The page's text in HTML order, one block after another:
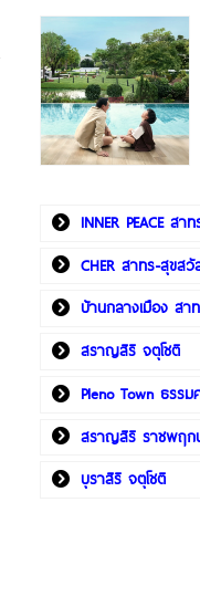
INNER PEACE สา
CHER สาทร-สุขสวั
บ้านกลางเมือง ส
สราญสิริ จตุโชติ
Pleno Town ธรร
สราญสิริ ราชพฤก
บุราสิริ จตุโชติ